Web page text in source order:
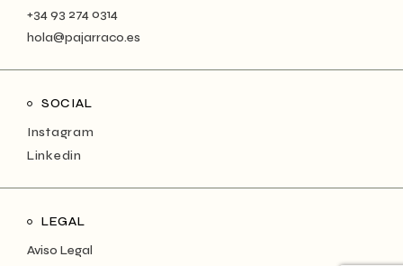
+34 93 274 0314
hola@pajarraco.es
SOCIAL
Instagram
Linkedin
LEGAL
Aviso Legal